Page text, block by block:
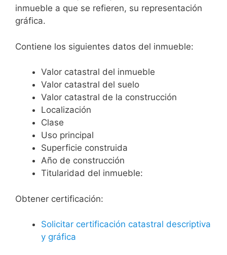
inmueble a que se refieren, su representación
gráfica.
Contiene los siguientes datos del inmueble:
Valor catastral del inmueble
Valor catastral del suelo
Valor catastral de la construcción
Localización
Clase
Uso principal
Superficie construida
Año de construcción
Titularidad del inmueble:
Obtener certificación:
Solicitar certificación catastral descriptiva
y gráfica